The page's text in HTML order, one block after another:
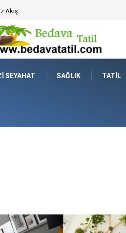
Yönetiminde Yeni Dönem
SEYAHAT SAĞLIK TATIL